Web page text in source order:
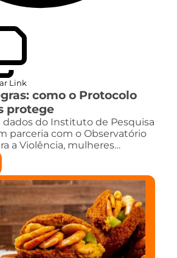
Link
como o Protocolo
protege
dados do Instituto de Pesquisa
parceria com o Observatório
a Violência, mulheres…